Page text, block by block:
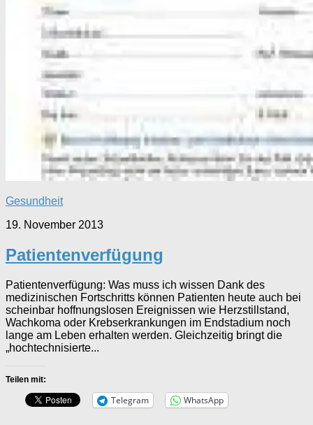
Gesundheit
19. November 2013
Patientenverfügung
Patientenverfügung: Was muss ich wissen Dank des
medizinischen Fortschritts können Patienten heute auch bei
scheinbar hoffnungslosen Ereignissen wie Herzstillstand,
Wachkoma oder Krebserkrankungen im Endstadium noch
lange am Leben erhalten werden. Gleichzeitig bringt die
„hochtechnisierte...
Teilen mit:
Telegram WhatsApp